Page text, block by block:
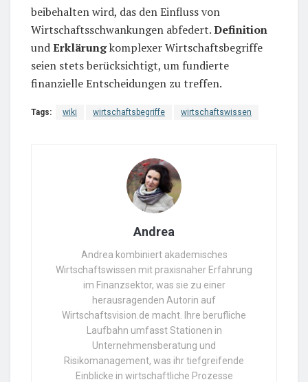
beibehalten wird, das den Einfluss von
Wirtschaftsschwankungen abfedert.Definition
undErklärungkomplexer Wirtschaftsbegriffe
seien stets berücksichtigt, um fundierte
finanzielle Entscheidungen zu treffen.
Tags: wiki wirtschaftsbegriffe wirtschaftswissen
Andrea
Andrea kombiniert akademisches
Wirtschaftswissen mit praxisnaher Erfahrung
im Finanzsektor, was sie zu einer
herausragenden Autorin auf
Wirtschaftsvision.de macht. Ihre berufliche
Laufbahn umfasst Stationen in
Unternehmensberatung und
Risikomanagement, was ihr tiefgreifende
Einblicke in wirtschaftliche Prozesse